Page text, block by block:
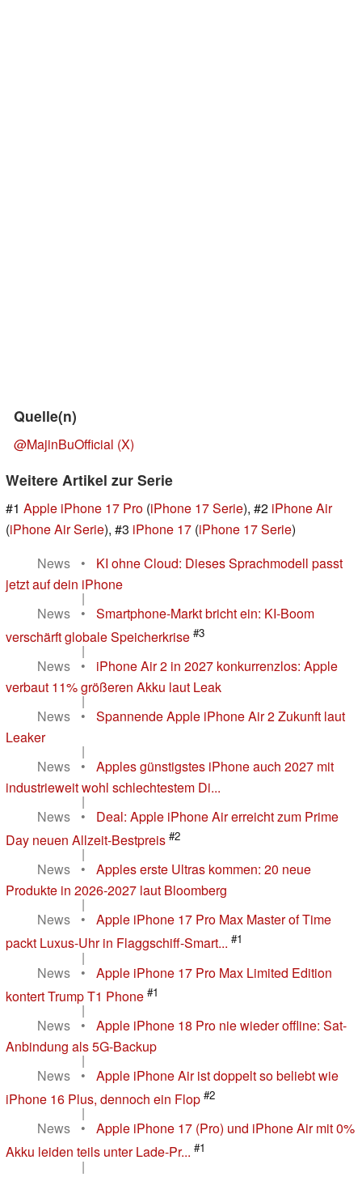
Quelle(n)
@MajinBuOfficial (X)
Weitere Artikel zur Serie
#1 Apple iPhone 17 Pro (iPhone 17 Serie), #2 iPhone Air
(iPhone Air Serie), #3 iPhone 17 (iPhone 17 Serie)
News
•
KI ohne Cloud: Dieses Sprachmodell passt
jetzt auf dein iPhone
|
News
•
Smartphone-Markt bricht ein: KI-Boom
verschärft globale Speicherkrise #3
|
News
•
iPhone Air 2 in 2027 konkurrenzlos: Apple
verbaut 11% größeren Akku laut Leak
|
News
•
Spannende Apple iPhone Air 2 Zukunft laut
Leaker
|
News
•
Apples günstigstes iPhone auch 2027 mit
industrieweit wohl schlechtestem Di...
|
News
•
Deal: Apple iPhone Air erreicht zum Prime
Day neuen Allzeit-Bestpreis #2
|
News
•
Apples erste Ultras kommen: 20 neue
Produkte in 2026-2027 laut Bloomberg
|
News
•
Apple iPhone 17 Pro Max Master of Time
packt Luxus-Uhr in Flaggschiff-Smart... #1
|
News
•
Apple iPhone 17 Pro Max Limited Edition
kontert Trump T1 Phone #1
|
News
•
Apple iPhone 18 Pro nie wieder offline: Sat-
Anbindung als 5G-Backup
|
News
•
Apple iPhone Air ist doppelt so beliebt wie
iPhone 16 Plus, dennoch ein Flop #2
|
News
•
Apple iPhone 17 (Pro) und iPhone Air mit 0%
Akku leiden teils unter Lade-Pr... #1
|